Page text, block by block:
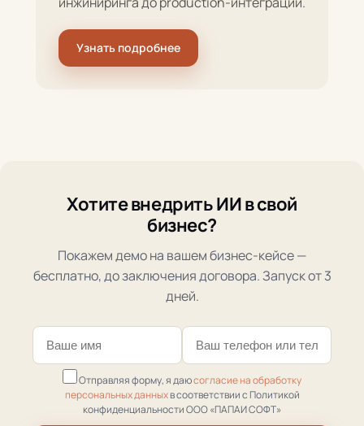
Узнать подробнее
Хотите внедрить ИИ в свой
бизнес?
Покажем демо на вашем бизнес-кейсе —
бесплатно, до заключения договора. Запуск от 3
дней.
Отправляя форму, я даюсогласие на обработку
персональных данныхв соответствии с Политикой
конфиденциальности ООО «ПАПАИ СОФТ»